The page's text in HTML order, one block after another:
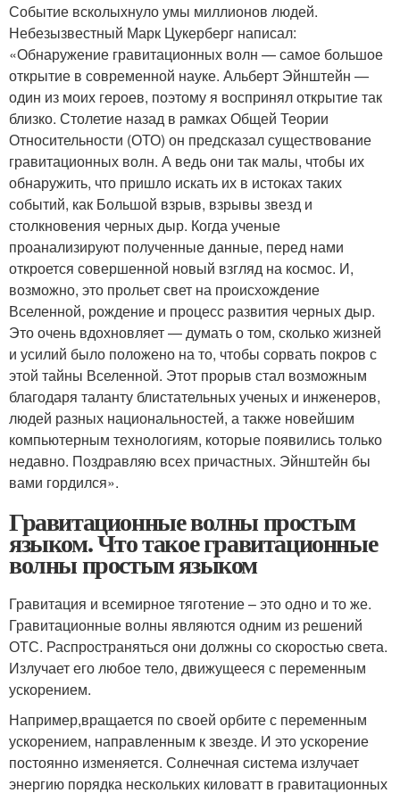
Событие всколыхнуло умы миллионов людей.
Небезызвестный Марк Цукерберг написал:
«Обнаружение гравитационных волн — самое большое
открытие в современной науке. Альберт Эйнштейн —
один из моих героев, поэтому я воспринял открытие так
близко. Столетие назад в рамках Общей Теории
Относительности (ОТО) он предсказал существование
гравитационных волн. А ведь они так малы, чтобы их
обнаружить, что пришло искать их в истоках таких
событий, как Большой взрыв, взрывы звезд и
столкновения черных дыр. Когда ученые
проанализируют полученные данные, перед нами
откроется совершенной новый взгляд на космос. И,
возможно, это прольет свет на происхождение
Вселенной, рождение и процесс развития черных дыр.
Это очень вдохновляет — думать о том, сколько жизней
и усилий было положено на то, чтобы сорвать покров с
этой тайны Вселенной. Этот прорыв стал возможным
благодаря таланту блистательных ученых и инженеров,
людей разных национальностей, а также новейшим
компьютерным технологиям, которые появились только
недавно. Поздравляю всех причастных. Эйнштейн бы
вами гордился».
Гравитационные волны простым
языком. Что такое гравитационные
волны простым языком
Гравитация и всемирное тяготение – это одно и то же.
Гравитационные волны являются одним из решений
ОТС. Распространяться они должны со скоростью света.
Излучает его любое тело, движущееся с переменным
ускорением.
Например,вращается по своей орбите с переменным
ускорением, направленным к звезде. И это ускорение
постоянно изменяется. Солнечная система излучает
энергию порядка нескольких киловатт в гравитационных